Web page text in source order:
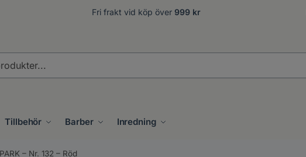
Fri frakt vid köp över 999 kr
Tillbehör Barber Inredning
– Nr. 132 – Röd